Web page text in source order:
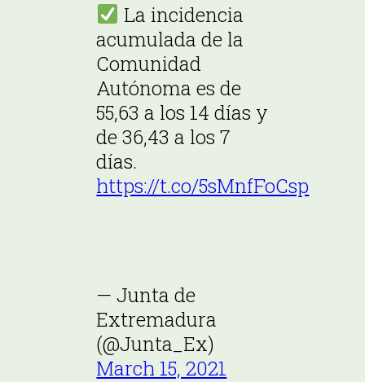
La incidencia
acumulada de la
Comunidad
Autónoma es de
55,63 a los 14 días y
de 36,43 a los 7
días.
https://t.co/5sMnfFoCsp
— Junta de
Extremadura
(@Junta_Ex)
March 15, 2021